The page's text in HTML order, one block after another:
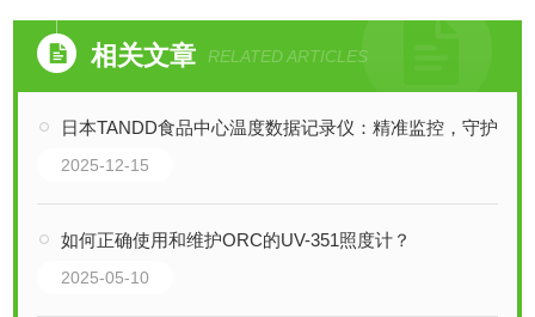
相关文章 RELATED ARTICLES
日本TANDD食品中心温度数据记录仪：精准监控，守护食品安全
2025-12-15
如何正确使用和维护ORC的UV-351照度计？
2025-05-10